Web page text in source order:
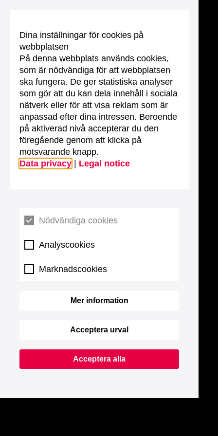
Dina inställningar för cookies på
webbplatsen
På denna webbplats används cookies,
som är nödvändiga för att webbplatsen
ska fungera. De ger statistiska analyser
som gör att du kan dela innehåll i sociala
nätverk eller för att visa reklam som är
anpassad efter dina intressen. Beroende
på aktiverad nivå accepterar du den
föregående genom att klicka på
motsvarande knapp.
Data privacy
Legal notice
Nödvändiga cookies
Analyscookies
Marknadscookies
Mer information
Acceptera urval
Acceptera alla